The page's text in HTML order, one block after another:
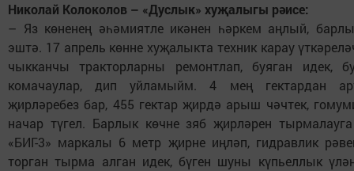
Николай Колоколов – «Дуслык» хуҗалыгы рәисе:
– Яз көненең әһәмиятле икәнен һәркем аңлый,
эштә. 17 апрель көнне хуҗалыкта техник карау
чыкканчы тракторларны ремонтлап, буяган идек,
комачаулар, дип уйламыйм. 4 мең гектардан
җирләребез бар, 455 гектар җирдә арыш чәчтек,
начар түгел. Барлык көчне зяб җирләрен
«БИГ-3» маркалы 6 метр җирне иңләп, гидравлик
торган тырма алган идек, бүген шуны күпьеллык